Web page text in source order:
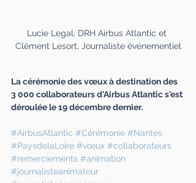
Lucie Legal, DRH Airbus Atlantic et
Clément Lesort, Journaliste événementiel
La cérémonie des vœux à destination des
3 000 collaborateurs d'Airbus Atlantic s'est
déroulée le 19 décembre dernier.
#AirbusAtlantic #Cérémonie #Nantes
#PaysdelaLoire #vœux #collaborateurs
#remerciements #animation
#journalisteanimateur